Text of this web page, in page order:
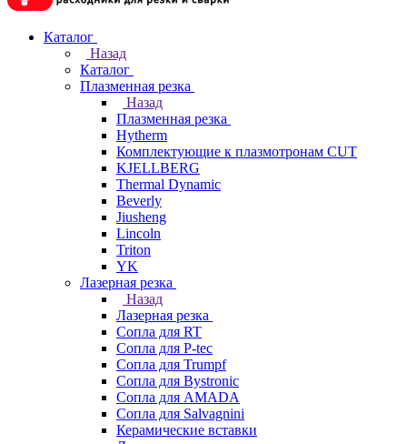
Каталог
Назад
Каталог
Плазменная резка
Назад
Плазменная резка
Hytherm
Комплектующие к плазмотронам CUT
KJELLBERG
Thermal Dynamic
Beverly
Jiusheng
Lincoln
Triton
YK
Лазерная резка
Назад
Лазерная резка
Сопла для RT
Сопла для P-tec
Сопла для Trumpf
Сопла для Bystronic
Сопла для AMADA
Сопла для Salvagnini
Керамические вставки